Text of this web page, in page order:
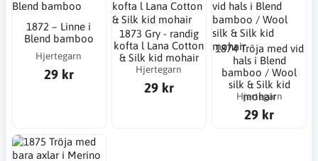
1872 – Linne i
Blend bamboo
Hjertegarn
29 kr
1873 Gry - randig
kofta l Lana Cotton
& Silk kid mohair
Hjertegarn
29 kr
1874 Tröja med vid
hals i Blend
bamboo / Wool
silk & Silk kid
mohair
Hjertegarn
29 kr